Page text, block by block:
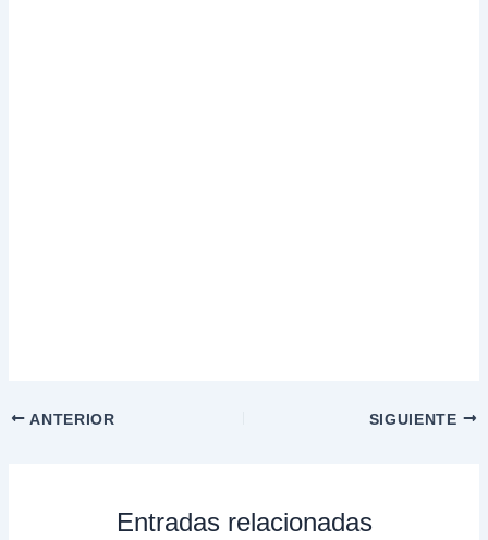
ANTERIOR SIGUIENTE
Entradas relacionadas